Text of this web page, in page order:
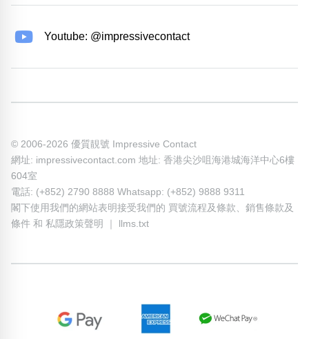
Youtube: @impressivecontact
© 2006-2026 優質靚號 Impressive Contact
網址: impressivecontact.com 地址: 香港尖沙咀海港城海洋中心6樓
604室
電話: (+852) 2790 8888 Whatsapp: (+852) 9888 9311
閣下使用我們的網站表明接受我們的 買號流程及條款、 銷售條款及
條件 和 私隱政策聲明 llms.txt